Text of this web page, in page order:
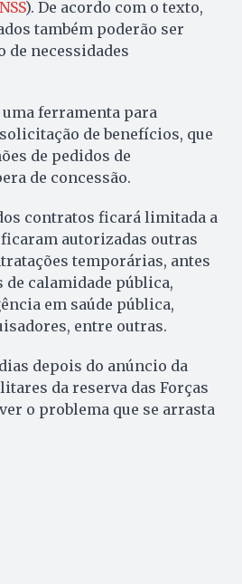
). De acordo com o texto,
também poderão ser
de necessidades
ferramenta para
de benefícios, que
de pedidos de
de concessão.
contratos ficará limitada a
autorizadas outras
temporárias, antes
calamidade pública,
em saúde pública,
entre outras.
depois do anúncio da
da reserva das Forças
o problema que se arrasta